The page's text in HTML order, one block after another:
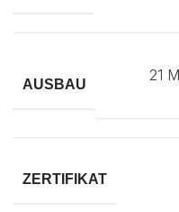
AUSBAU
21
ZERTIFIKAT